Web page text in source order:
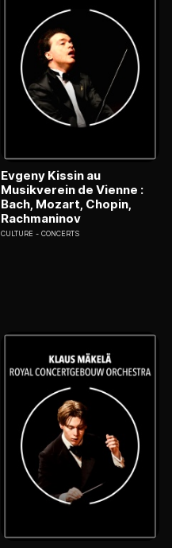
Evgeny Kissin au
Musikverein de Vienne :
Bach, Mozart, Chopin,
Rachmaninov
CULTURE CONCERTS